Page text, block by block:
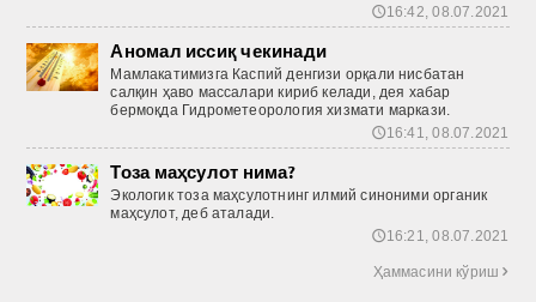
🕔16:42, 08.07.2021
Аномал иссиқ чекинади
Мамлакатимизга Каспий денгизи орқали нисбатан
салқин ҳаво массалари кириб келади, дея хабар
бермоқда Гидрометеорология хизмати маркази.
🕔16:41, 08.07.2021
Тоза маҳсулот нима?
Экологик тоза маҳсулотнинг илмий синоними органик
маҳсулот, деб аталади.
🕔16:21, 08.07.2021
Ҳаммасини кўриш